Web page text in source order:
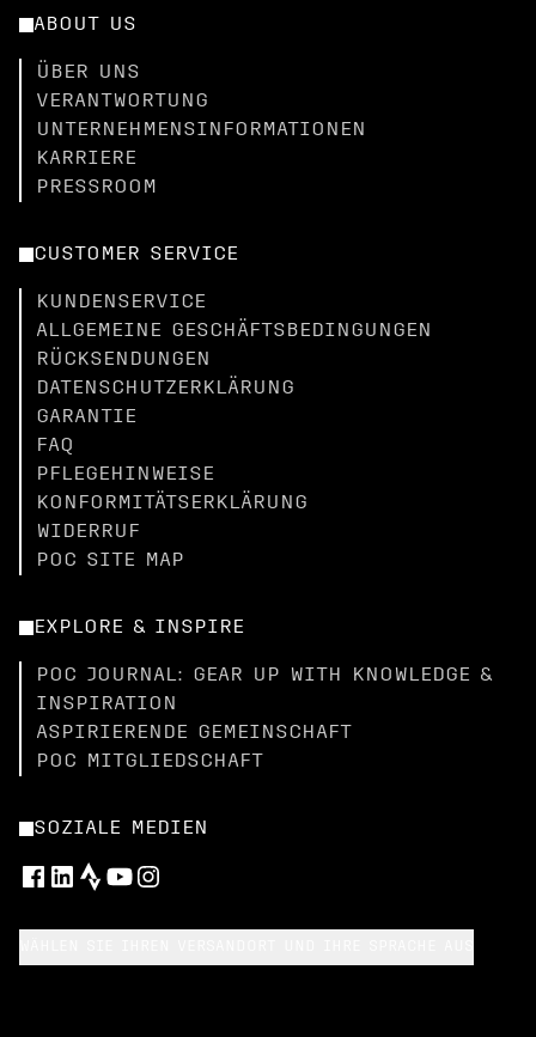
ABOUT US
ÜBER UNS
VERANTWORTUNG
UNTERNEHMENSINFORMATIONEN
KARRIERE
PRESSROOM
CUSTOMER SERVICE
KUNDENSERVICE
ALLGEMEINE GESCHÄFTSBEDINGUNGEN
RÜCKSENDUNGEN
DATENSCHUTZERKLÄRUNG
GARANTIE
FAQ
PFLEGEHINWEISE
KONFORMITÄTSERKLÄRUNG
WIDERRUF
POC SITE MAP
EXPLORE & INSPIRE
POC JOURNAL: GEAR UP WITH KNOWLEDGE &
INSPIRATION
ASPIRIERENDE GEMEINSCHAFT
POC MITGLIEDSCHAFT
SOZIALE MEDIEN